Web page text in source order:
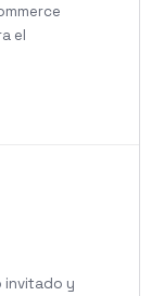
el
invitado y